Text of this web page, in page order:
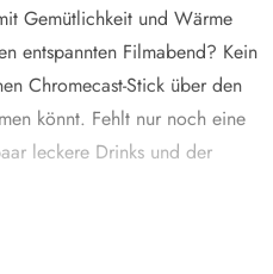
Gemütlichkeit und Wärme
entspannten Filmabend? Kein
Chromecast-Stick über den
könnt. Fehlt nur noch eine
leckere Drinks und der
Heizen am besten die